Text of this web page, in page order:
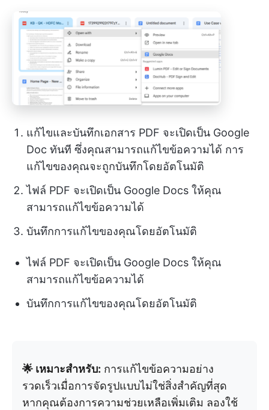
แก้ไขและบันทึกเอกสาร PDF จะเปิดเป็น Google
Doc ทันที ซึ่งคุณสามารถแก้ไขข้อความได้ การ
แก้ไขของคุณจะถูกบันทึกโดยอัตโนมัติ
ไฟล์ PDF จะเปิดเป็น Google Docs ให้คุณ
สามารถแก้ไขข้อความได้
บันทึกการแก้ไขของคุณโดยอัตโนมัติ
ไฟล์ PDF จะเปิดเป็น Google Docs ให้คุณ
สามารถแก้ไขข้อความได้
บันทึกการแก้ไขของคุณโดยอัตโนมัติ
🌟 เหมาะสำหรับ: การแก้ไขข้อความอย่าง
รวดเร็วเมื่อการจัดรูปแบบไม่ใช่สิ่งสำคัญที่สุด
หากคุณต้องการความช่วยเหลือเพิ่มเติม ลองใช้